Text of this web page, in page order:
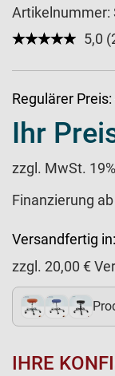
Artikelnummer:
★★★★★
☆☆☆☆☆ 5,0
Regulärer Preis:
Ihr
zzgl. MwSt.
Finanzierung
Versandfertig in:
zzgl. 20,00 €
IHRE